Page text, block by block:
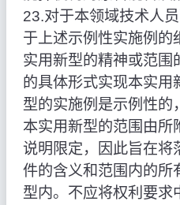
23.对于本领域技术人
于上述示例性实施例的
实用新型的精神或范围
的具体形式实现本实用
型的实施例是示例性的
本实用新型的范围由所
说明限定，因此旨在将
件的含义和范围内的所
型内。不应将权利要求